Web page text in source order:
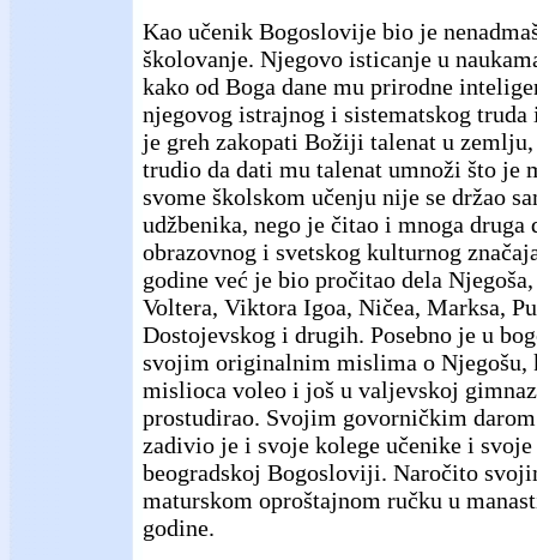
Kao učenik Bogoslovije bio je
školovanje. Njegovo isticanje u
kako od Boga dane mu prirodne
njegovog istrajnog i sistematskog
je greh zakopati Božiji talenat u zemlju,
trudio da dati mu talenat umnoži što je
svome školskom učenju nije se držao
udžbenika, nego je čitao i mnoga druga
obrazovnog i svetskog kulturnog
godine već je bio pročitao dela
Voltera, Viktora Igoa, Ničea, Marksa,
Dostojevskog i drugih. Posebno je u
svojim originalnim mislima o Njegošu,
mislioca voleo i još u valjevskoj
prostudirao. Svojim govorničkim
zadivio je i svoje kolege učenike i svoje
beogradskoj Bogosloviji. Naročito
maturskom oproštajnom ručku u
godine.